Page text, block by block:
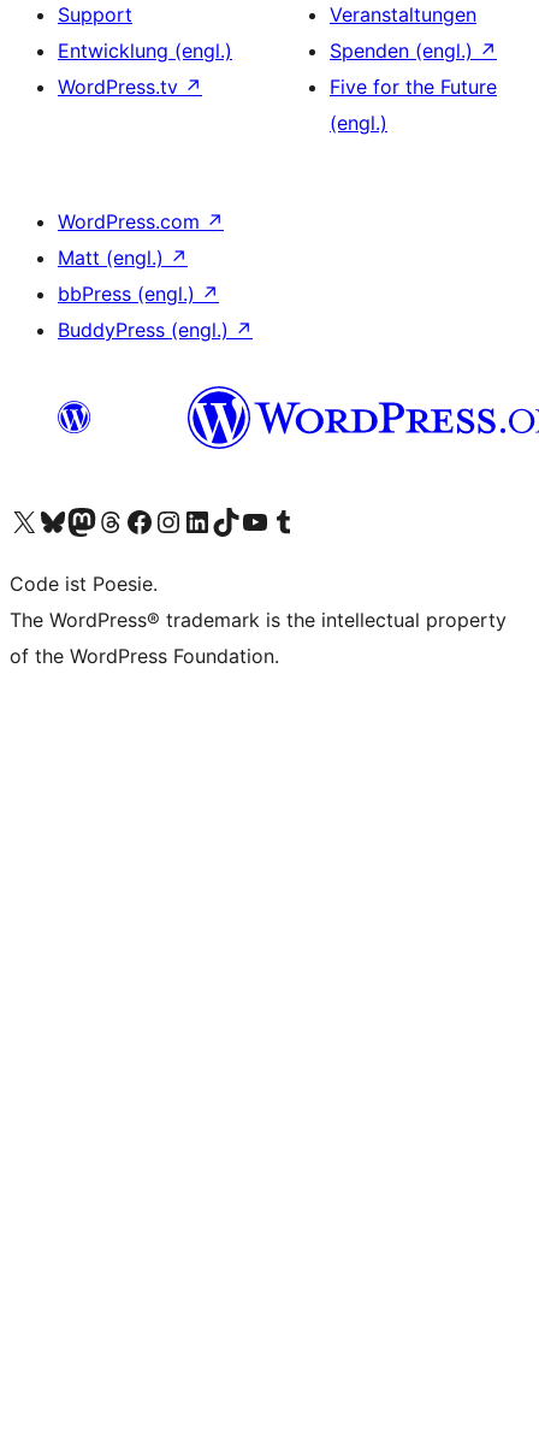
Support
Entwicklung (engl.)
WordPress.tv ↗
Veranstaltungen
Spenden (engl.) ↗
Five for the Future
(engl.)
WordPress.com ↗
Matt (engl.) ↗
bbPress (engl.) ↗
BuddyPress (engl.) ↗
Unser X-Konto (früher Twitter) besuchen
Unser Bluesky-Konto besuchen
Unser Mastodon-Konto besuchen
Unser Threads-Konto besuchen
Unsere Facebook-Seite besuchen
Unser Instagram-Konto besuchen
Unser LinkedIn-Konto besuchen
Unser TikTok-Konto besuchen
Unseren YouTube-Kanal besuchen
Unser Tumblr-Konto besuchen
Code ist Poesie.
The WordPress® trademark is the intellectual property
of the WordPress Foundation.